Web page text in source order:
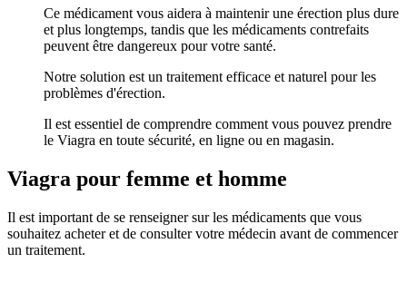
Ce médicament vous aidera à maintenir une érection plus dure
et plus longtemps, tandis que les médicaments contrefaits
peuvent être dangereux pour votre santé.
Notre solution est un traitement efficace et naturel pour les
problèmes d'érection.
Il est essentiel de comprendre comment vous pouvez prendre
le Viagra en toute sécurité, en ligne ou en magasin.
Viagra pour femme et homme
Il est important de se renseigner sur les médicaments que vous
souhaitez acheter et de consulter votre médecin avant de commencer
un traitement.